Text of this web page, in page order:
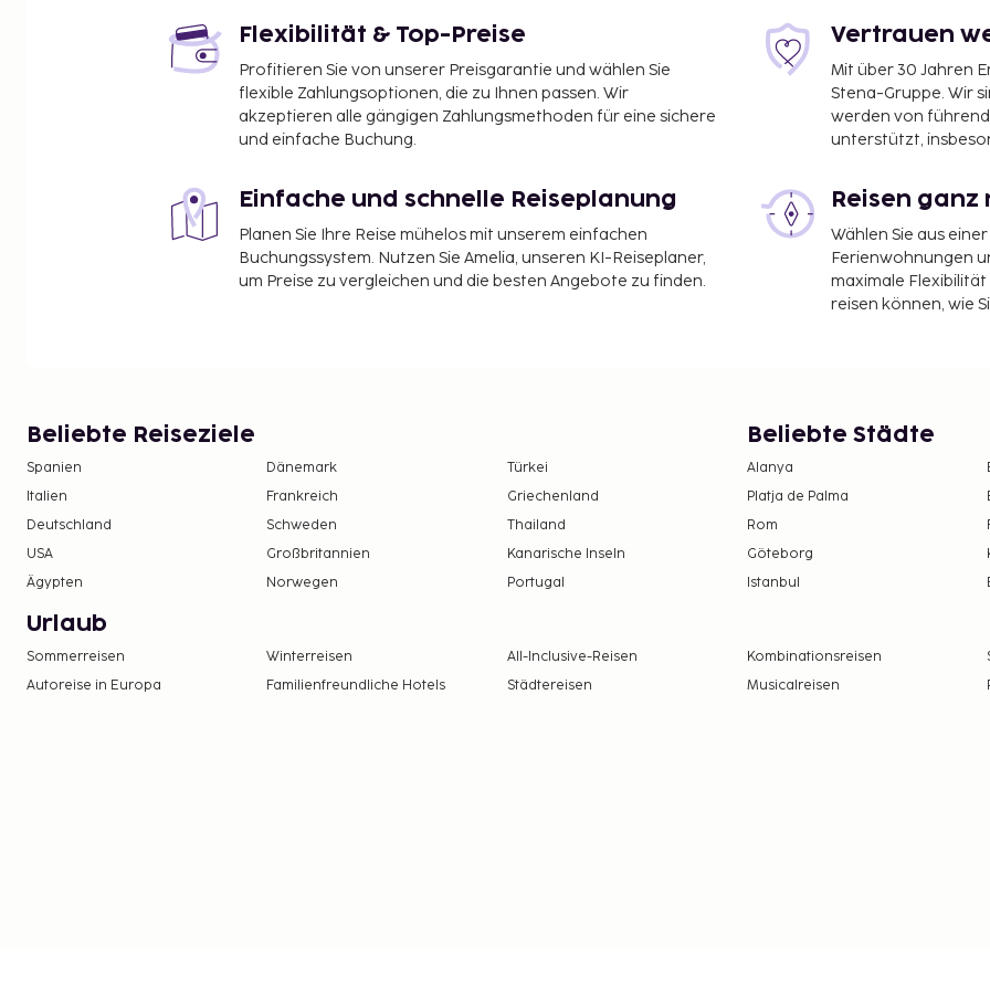
Flexibilität & Top-Preise
Profitieren Sie von unserer Preisgarantie und wählen Sie
flexible Zahlungsoptionen, die zu Ihnen passen. Wir
akzeptieren alle gängigen Zahlungsmethoden für eine sichere
und einfache Buchung.
Vertrauen
Mit über 30 Jahren
Stena-Gruppe. Wir
werden von
unterstützt,
Einfache und schnelle Reiseplanung
Planen Sie Ihre Reise mühelos mit unserem einfachen
Buchungssystem. Nutzen Sie Amelia, unseren KI-Reiseplaner,
um Preise zu vergleichen und die besten Angebote zu finden.
Reisen
Wählen Sie aus
Ferienwohnungen
maximale
reisen können, wie
Beliebte Reiseziele
Spanien Dänemark
Türkei
Italien
Frankreich
Griechenland
Deutschland
Schweden
Thailand
USA
Großbritannien
Kanarische Inseln
Ägypten
Norwegen Portugal
Beliebte Städte
Alanya
Platja de Palma
Rom
Göteborg
Istanbul
Urlaub
Sommerreisen Winterreisen All-Inclusive-Reisen Kombinationsreisen
Autoreise in Europa
Familienfreundliche Hotels Städtereisen Musicalreisen